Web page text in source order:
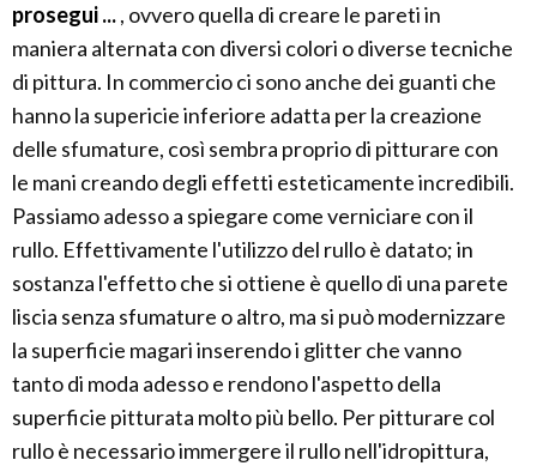
prosegui ..., ovvero quella di creare le pareti in
maniera alternata con diversi colori o diverse tecniche
di pittura. In commercio ci sono anche dei guanti che
hanno la supericie inferiore adatta per la creazione
delle sfumature, così sembra proprio di pitturare con
le mani creando degli effetti esteticamente incredibili.
Passiamo adesso a spiegare come verniciare con il
rullo. Effettivamente l'utilizzo del rullo è datato; in
sostanza l'effetto che si ottiene è quello di una parete
liscia senza sfumature o altro, ma si può modernizzare
la superficie magari inserendo i glitter che vanno
tanto di moda adesso e rendono l'aspetto della
superficie pitturata molto più bello. Per pitturare col
rullo è necessario immergere il rullo nell'idropittura,